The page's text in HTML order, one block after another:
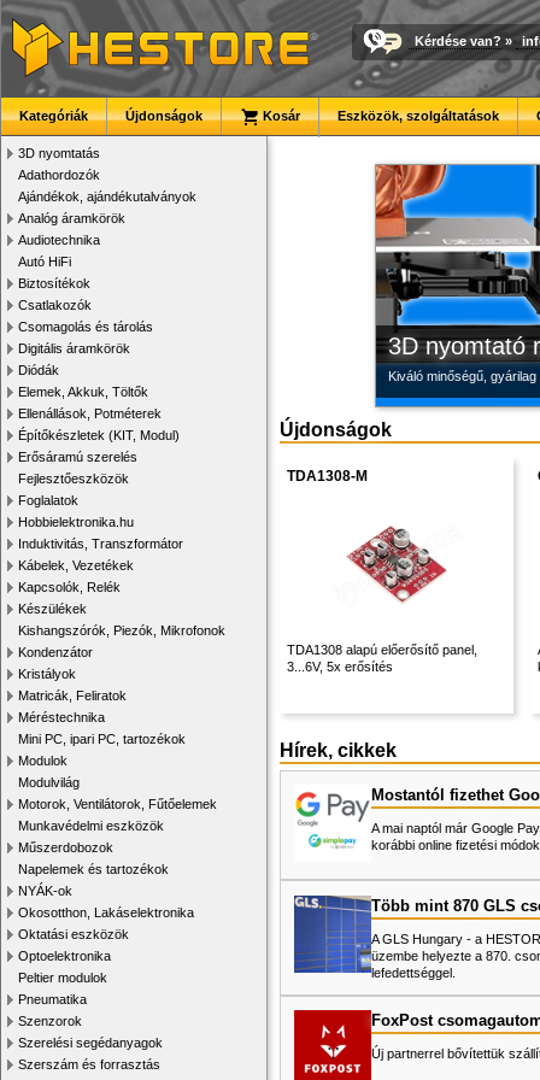
Kérdése van? »
Kategóriák Újdonságok Kosár Eszközök, szolgáltatások
3D nyomtatás
Adathordozók
Ajándékok, ajándékutalványok
Analóg áramkörök
Audiotechnika
Autó HiFi
Biztosítékok
Csatlakozók
Csomagolás és tárolás
Digitális áramkörök
Diódák
Elemek, Akkuk, Töltők
Ellenállások, Potméterek
Építőkészletek (KIT, Modul)
Erősáramú szerelés
Fejlesztőeszközök
Foglalatok
Hobbielektronika.hu
Induktivitás, Transzformátor
Kábelek, Vezetékek
Kapcsolók, Relék
Készülékek
Kishangszórók, Piezók, Mikrofonok
Kondenzátor
Kristályok
Matricák, Feliratok
Méréstechnika
Mini PC, ipari PC, tartozékok
Modulok
Modulvilág
Motorok, Ventilátorok, Fűtőelemek
Munkavédelmi eszközök
Műszerdobozok
Napelemek és tartozékok
NYÁK-ok
Okosotthon, Lakáselektronika
Oktatási eszközök
Optoelektronika
Peltier modulok
Pneumatika
Szenzorok
Szerelési segédanyagok
Szerszám és forrasztás
3D nyomtató
Kiváló minőségű,
Megbízható
Modulvilág
Új PLA
Újdonságok
TDA1308-M
TDA1308 alapú előerősítő panel,
3...6V, 5x erősítés
Hírek, cikkek
Mostantól fizethet
A mai naptól már Google
korábbi online fizetési
Több mint 870 GLS
A GLS Hungary - a
üzembe helyezte a 870.
lefedettséggel.
FoxPost
Új partnerrel bővítettük